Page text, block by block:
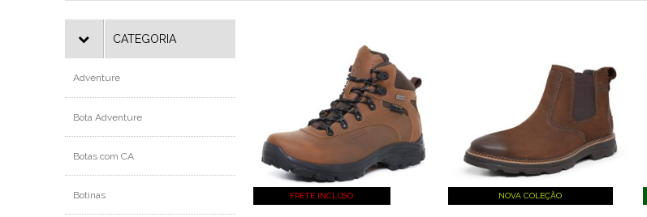
CATEGORIA
Adventure
Bota Adventure
Botas com CA
Botinas FRETE INCLUSO NOVA COLEÇÃO